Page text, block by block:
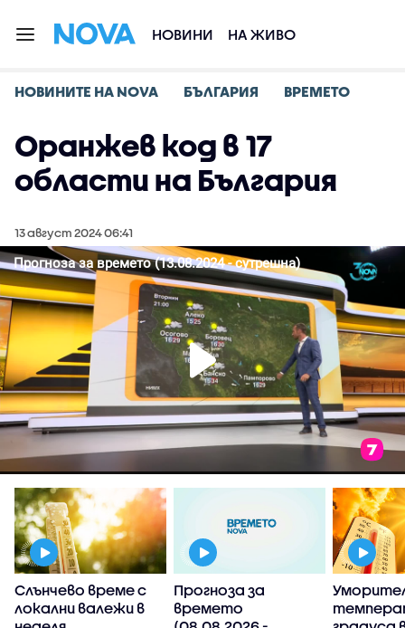
НОВИНИ НА ЖИВО
НОВИНИТЕ НА NOVA БЪЛГАРИЯ ВРЕМЕТО
Оранжев код в 17
области на България
13 август 2024 06:41
Слънчево време с
локални валежи в
Прогноза за
времето